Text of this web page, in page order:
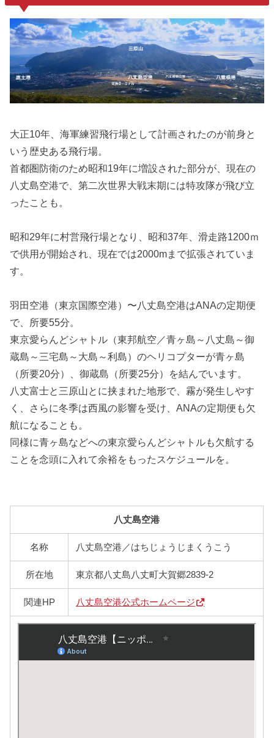
大正10年、海軍練習飛行場として計画されたのが前身と
いう歴史ある飛行場。
首都圏防衛のため昭和19年に増設された部分が、現在の
八丈島空港で、第二次世界大戦末期には特攻隊が飛び立
ったことも。
昭和29年に村営飛行場となり、昭和37年、滑走路1200ｍ
で供用が開始され、現在では2000mまで拡張されていま
す。
羽田空港（東京国際空港）〜八丈島空港はANAの定期便
で、所要55分。
東京愛らんどシャトル（東邦航空／青ヶ島～八丈島～御
蔵島～三宅島～大島～利島）のヘリコプターが青ヶ島
（所要20分）、御蔵島（所要25分）を結んでいます。
八丈富士と三原山とに挟まれた地形で、霧が発生しやす
く、さらに冬季は西風の影響を受け、ANAの定期便も欠
航になることも。
同様に青ヶ島などへの東京愛らんどシャトルも欠航する
ことを念頭に入れて余裕をもったスケジュールを。
八丈島空港
名称 八丈島空港／はちじょうじまくうこう
所在地 東京都八丈島八丈町大賀郷2839-2
関連HP 八丈島空港公式ホームページ